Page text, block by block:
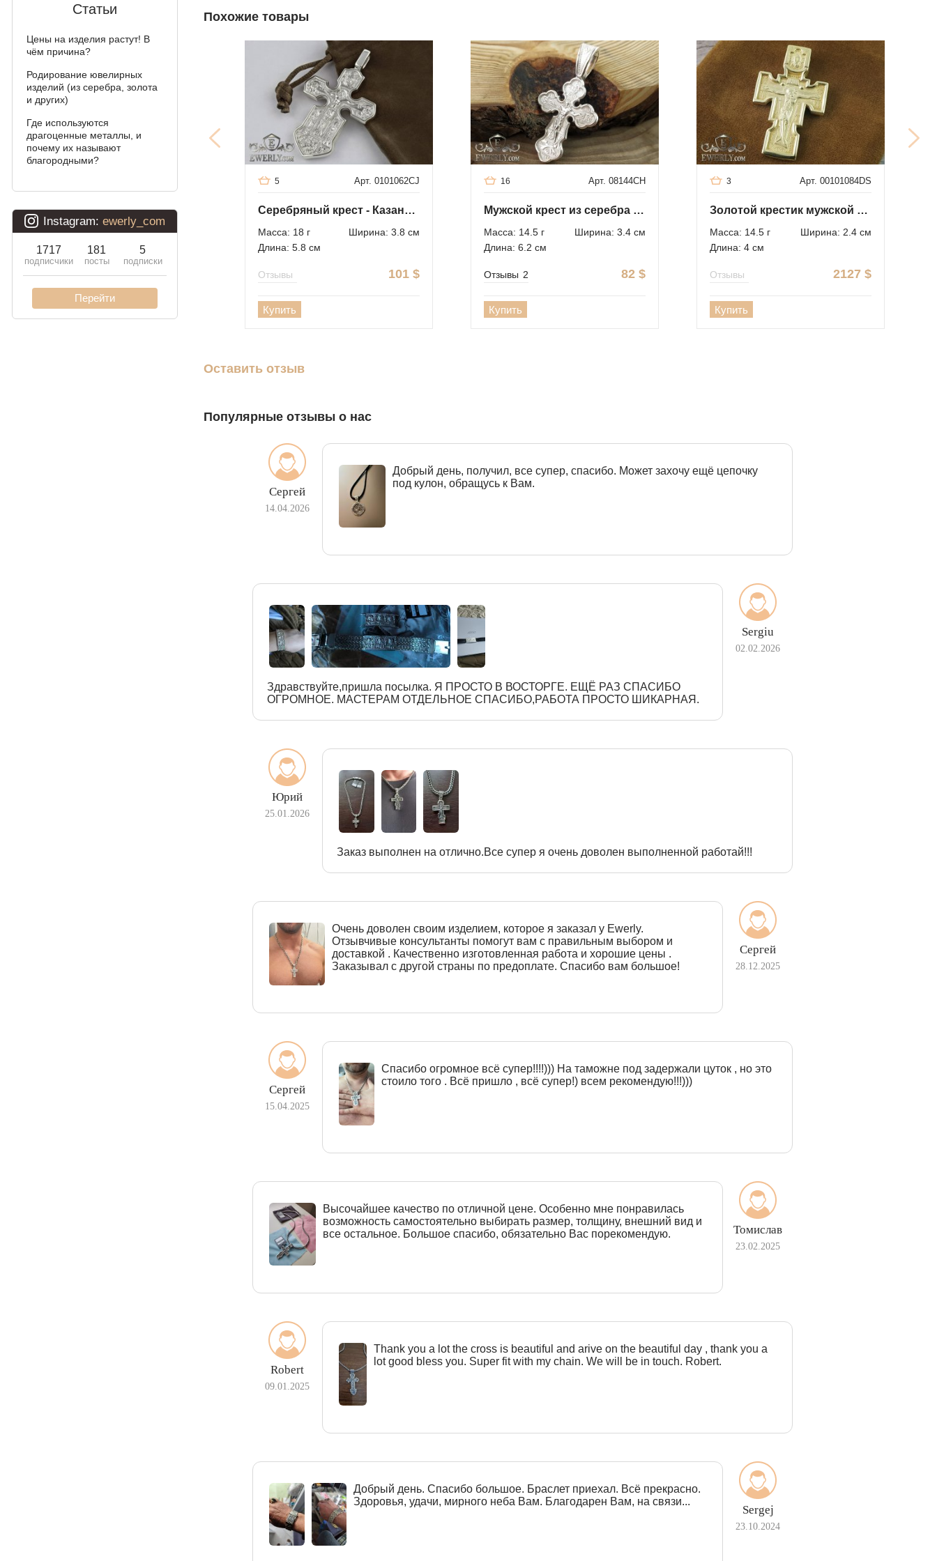
Мальвина
Арабский бисмарк с
камнями
Фараон (двойное
Арабский бисмарк
Давид
Двойной ручеёк (чайка)
Двойной рамзес
панцирное)
Кардинал (Питон,
Статьи
Цены на изделия растут! В
чём причина?
Родирование ювелирных
изделий (из серебра, золота
и других)
Где используются
драгоценные металлы, и
почему их называют
благородными?
Похожие товары
Арт. 0101062CJ
5
Серебряный крест - Казанская икона Божией матери
Масса: 18 г
Ширина: 3.8 см
Длина: 5.8 см
101 $
Отзывы
Купить
Арт. 08144CH
16
Мужской крест из серебра с распятием
Масса: 14.5 г
Ширина: 3.4 см
Длина: 6.2 см
82 $
Отзывы 2
Купить
Арт. 00101084DS
3
Золотой крестик мужской православный
Масса: 14.5 г
Ширина: 2.4 см
Длина: 4 см
2127 $
Отзывы
Купить
Оставить отзыв
Популярные отзывы о нас
Сергей
14.04.2026
Добрый день, получил, все супер, спасибо. Может захочу ещё цепочку
под кулон, обращусь к Вам.
Sergiu
02.02.2026
Здравствуйте,пришла посылка. Я ПРОСТО В ВОСТОРГЕ. ЕЩЁ РАЗ СПАСИБО
ОГРОМНОЕ. МАСТЕРАМ ОТДЕЛЬНОЕ СПАСИБО,РАБОТА ПРОСТО ШИКАРНАЯ.
Юрий
25.01.2026
Заказ выполнен на отлично.Все супер я очень доволен выполненной работай!!!
Сергей
28.12.2025
Очень доволен своим изделием, которое я заказал у Ewerly.
Отзывчивые консультанты помогут вам с правильным выбором и
доставкой . Качественно изготовленная работа и хорошие цены .
Заказывал с другой страны по предоплате. Спасибо вам большое!
Сергей
15.04.2025
Спасибо огромное всё супер!!!!))) На таможне под задержали цуток , но это
стоило того . Всё пришло , всё супер!) всем рекомендую!!!)))
Томислав
23.02.2025
Высочайшее качество по отличной цене. Особенно мне понравилась
возможность самостоятельно выбирать размер, толщину, внешний вид и
все остальное. Большое спасибо, обязательно Вас порекомендую.
Robert
09.01.2025
Тhank you a lot the cross is beautiful and arive on the beautiful day , thank you a
lot good bless you. Super fit with my chain. We will be in touch. Robert.
Sergej
23.10.2024
Добрый день. Спасибо большое. Браслет приехал. Всё прекрасно.
Здоровья, удачи, мирного неба Вам. Благодарен Вам, на связи...